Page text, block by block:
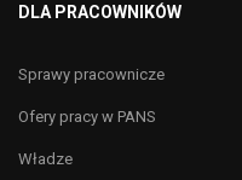
DLA PRACOWNIKÓW
Sprawy pracownicze
Ofery pracy w PANS
Władze